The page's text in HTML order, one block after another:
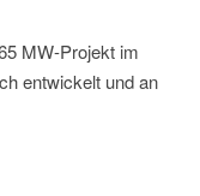
MW-Projekt im
entwickelt und an